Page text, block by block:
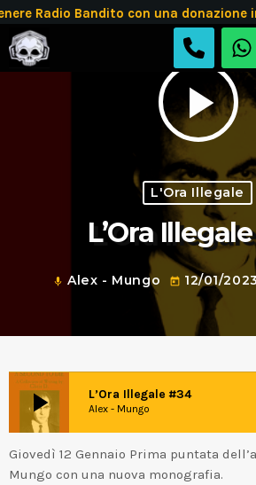
Bandito con una donazione
play_arrow
L'Ora Illegale
L’Ora
mic Alex - Mungo today 12/01/
play_arrow L’Ora Illegale #34
Alex - Mungo
Giovedì 12 Gennaio Prima puntata
Mungo con una nuova monografia.